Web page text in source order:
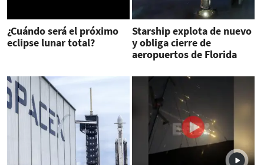
¿Cuándo será el próximo
eclipse lunar total?
Starship explota de nuevo
y obliga cierre de
aeropuertos de Florida